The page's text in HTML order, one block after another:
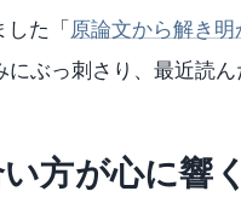
した「原論文から解き
ぶっ刺さり、最近読
方が心に響く